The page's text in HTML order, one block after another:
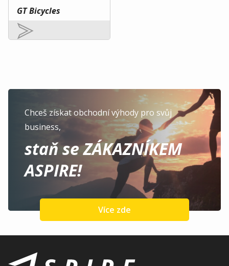
GT Bicycles
Chceš získat obchodní výhody pro svůj
business,
staň se ZÁKAZNÍKEM
ASPIRE!
Více zde